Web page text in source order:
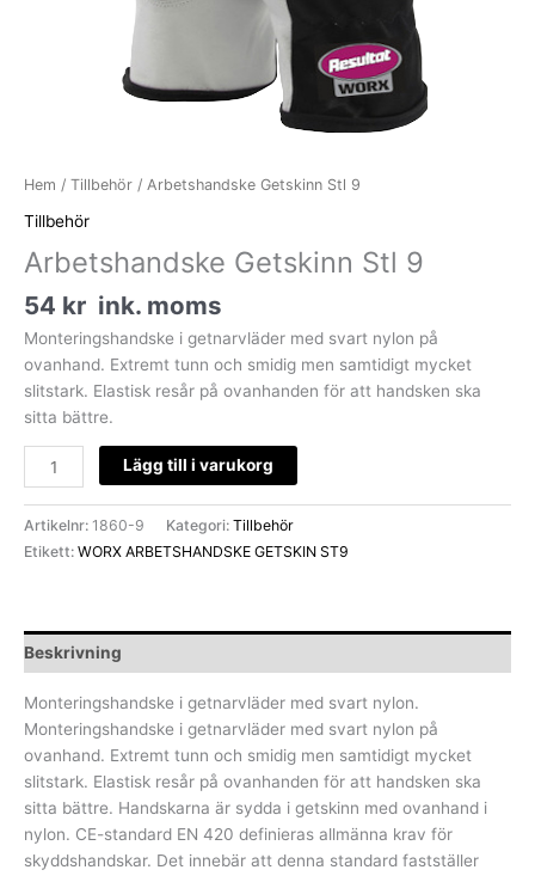
Hem / Tillbehör / Arbetshandske Getskinn Stl 9
Tillbehör
Arbetshandske Getskinn Stl 9
54 kr ink. moms
Monteringshandske i getnarvläder med svart nylon på
ovanhand. Extremt tunn och smidig men samtidigt mycket
slitstark. Elastisk resår på ovanhanden för att handsken ska
sitta bättre.
Lägg till i varukorg
Artikelnr: 1860-9 Kategori: Tillbehör
Etikett: WORX ARBETSHANDSKE GETSKIN ST9
Beskrivning
Monteringshandske i getnarvläder med svart nylon.
Monteringshandske i getnarvläder med svart nylon på
ovanhand. Extremt tunn och smidig men samtidigt mycket
slitstark. Elastisk resår på ovanhanden för att handsken ska
sitta bättre. Handskarna är sydda i getskinn med ovanhand i
nylon. CE-standard EN 420 definieras allmänna krav för
skyddshandskar. Det innebär att denna standard fastställer